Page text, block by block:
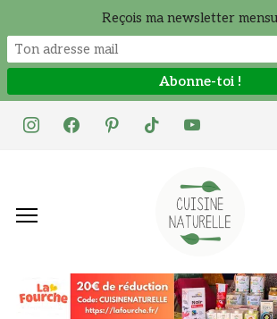
instagramfacebookpinteresttiktok youtube
Reçois ma newsletter